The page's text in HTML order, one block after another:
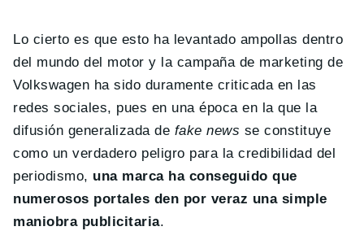
Lo cierto es que esto ha levantado ampollas dentro
del mundo del motor y la campaña de marketing de
Volkswagen ha sido duramente criticada en las
redes sociales, pues en una época en la que la
difusión generalizada de fake news se constituye
como un verdadero peligro para la credibilidad del
periodismo, una marca ha conseguido que
numerosos portales den por veraz una simple
maniobra publicitaria.